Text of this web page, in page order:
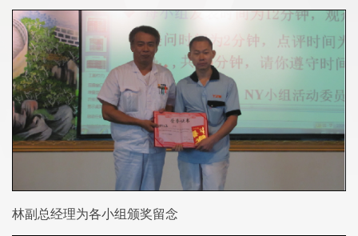
林副总经理为各小组颁奖留念